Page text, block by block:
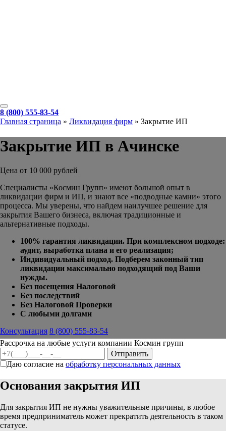
8 (800) 555-83-54
Главная страница » Ликвидация фирм » Закрытие ИП
Закрытие ИП в Ачинске
Цена от 10 000 рублей
Специалисты «Космин Групп» имеют большой опыт в
ликвидации фирм и ИП, и знают все «подводные камни» этого
процесса. Мы уверены, что найдем наилучшее решение для
закрытия Вашего бизнеса, включая традиционные и
альтернативные подходы.
100% гарантия ликвидации. При комплексном подходе:
аудит, выработка плана и его реализация;
Индивидуальный подход. Подберем законный тип
ликвидации максимально подходящий под Ваши
нужды.
Без посещения Налоговой
Без последствий
Без Налоговой Проверки
С любыми долгами
Консультация 8 (800) 555-83-54
Рассрочка на любые услуги компании Космин групп
Даю согласие на обработку персональных данных
Основания закрытия ИП
Для закрытия ИП не нужны уважительные причины, в любое
время предприниматель может прекратить деятельность в таком
статусе.